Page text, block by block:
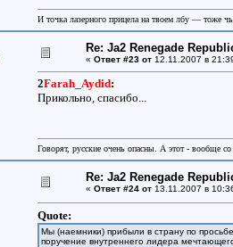
И точка лазерного прицела на твоем лбу — тоже
Re: Ja2 Renegade
« Ответ #23 от12.11.2007 в
2Farah_Aydid:
Прикольно, спасибо...
Говорят, русские очень опасны. А этот - вообще
Re: Ja2 Renegade
« Ответ #24 от13.11.2007 в
Quote:
Мы (наемники) прибыли в страну по
поручение внутреннего лидера